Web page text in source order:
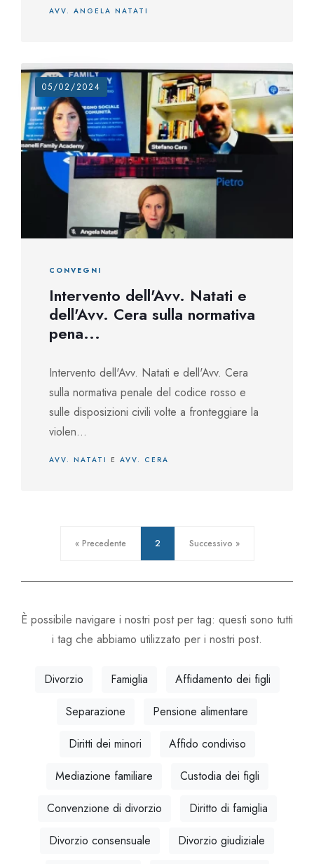
AVV. ANGELA NATATI
05/02/2024
CONVEGNI
Intervento dell'Avv. Natati e
dell'Avv. Cera sulla normativa
pena...
Intervento dell'Avv. Natati e dell'Avv. Cera
sulla normativa penale del codice rosso e
sulle disposizioni civili volte a fronteggiare la
violen...
AVV. NATATI E AVV. CERA
« Precedente 2 Successivo »
È possibile navigare i nostri post per tag: questi sono tutti
i tag che abbiamo utilizzato per i nostri post.
Divorzio Famiglia
Affidamento dei figli
Separazione
Pensione alimentare
Diritti dei minori
Affido condiviso
Mediazione familiare
Custodia dei figli
Convenzione di divorzio
Diritto di famiglia
Divorzio consensuale
Divorzio giudiziale